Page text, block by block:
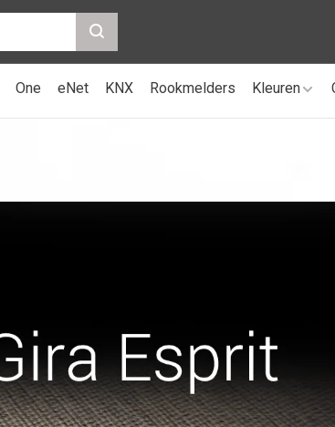
One eNet KNX Rookmelders Kleuren